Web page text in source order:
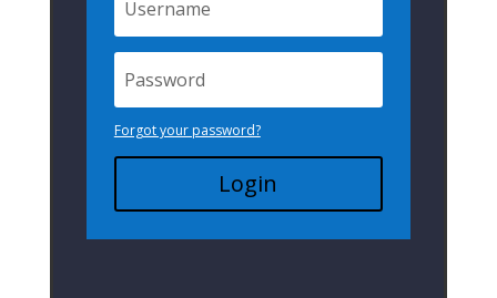
Forgot your password?
Login